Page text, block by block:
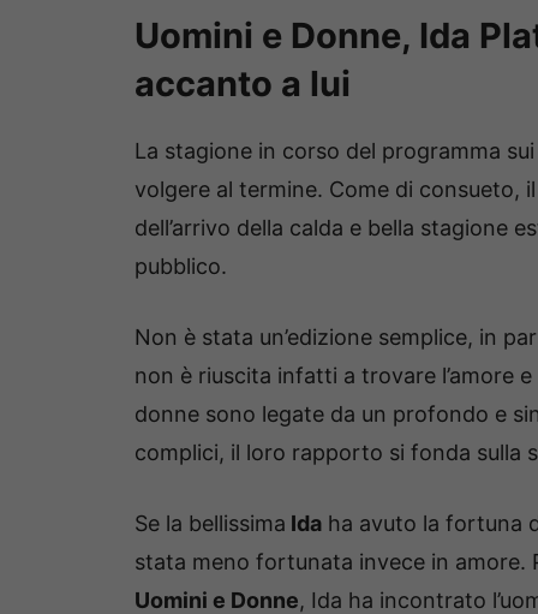
Uomini e Donne, Ida
accanto a lui
La stagione in corso del programma
volgere al termine. Come di consueto, il
dell’arrivo della calda e bella stagione
pubblico.
Non è stata un’edizione semplice, in
non è riuscita infatti a trovare l’amore
donne sono legate da un profondo e
complici, il loro rapporto si fonda sulla
Se la bellissima Ida ha avuto la fortuna
stata meno fortunata invece in
Uomini e Donne, Ida ha incontrato